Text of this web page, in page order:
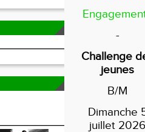
-
Challenge
jeunes
B/M
Dimanche
juillet 2026